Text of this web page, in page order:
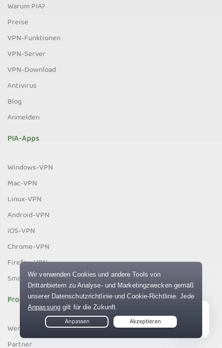
Warum PIA?
Preise
VPN-Funktionen
VPN-Server
VPN-Download
Antivirus
Blog
Anmelden
PIA-Apps
Windows-VPN
Mac-VPN
Linux-VPN
Android-VPN
iOS-VPN
Chrome-VPN
Firefox-VPN
Smart-TV-VPN
Programme
Werbe-einen-Freund
Partner